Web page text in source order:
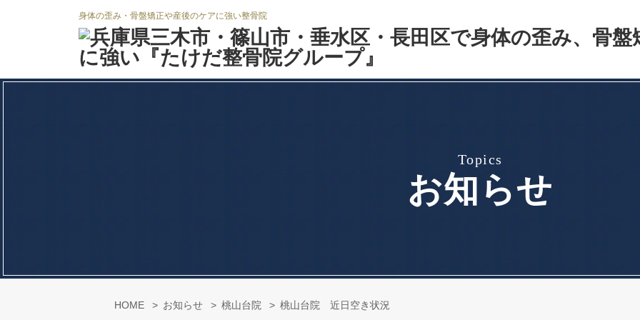
身体の歪み・骨盤矯正や産後のケアに強い整骨院
topics
お知らせ
HOME お知らせ 桃山台院 桃山台院 近日空き状況